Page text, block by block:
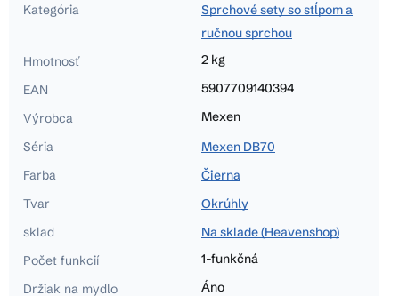
Kategória
Sprchové sety so stĺpom a
ručnou sprchou
Hmotnosť
2 kg
EAN
5907709140394
Výrobca
Mexen
Séria
Mexen DB70
Farba
Čierna
Tvar
Okrúhly
sklad
Na sklade (Heavenshop)
Počet funkcií
1-funkčná
Držiak na mydlo
Áno